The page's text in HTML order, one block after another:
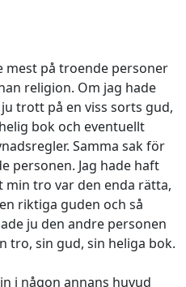
mest på troende personer
religion. Om jag hade
trott på en viss sorts gud,
bok och eventuellt
Samma sak för
personen. Jag hade haft
tro var den enda rätta,
riktiga guden och så
ju den andre personen
tro, sin gud, sin heliga bok.
i någon annans huvud